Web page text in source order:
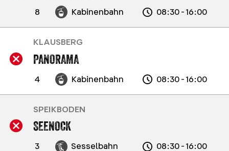
8 Kabinenbahn 08:30 - 16:00
PANORAMA
4 Kabinenbahn 08:30 - 16:00
KLAUSBERG
SEENOCK
3 Sesselbahn 08:30 - 16:00
SPEIKBODEN